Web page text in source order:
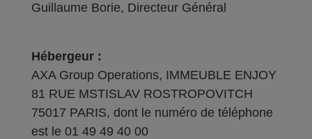
Guillaume Borie, Directeur Général
Hébergeur :
AXA Group Operations, IMMEUBLE ENJOY
81 RUE MSTISLAV ROSTROPOVITCH
75017 PARIS, dont le numéro de téléphone
est le 01 49 49 40 00